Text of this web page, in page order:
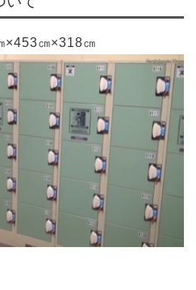
×453㎝×318㎝